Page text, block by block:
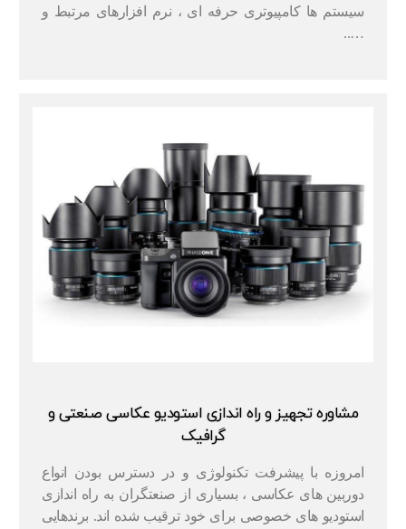
سیستم ها کامپیوتری حرفه ای ، نرم افزارهای مرتبط و
…..
مشاوره تجهیز و راه‌ اندازی استودیو عکاسی صنعتی و
گرافیک
امروزه با پیشرفت تکنولوژی و در دسترس بودن انواع
دوربین های عکاسی ، بسیاری از صنعتگران به راه اندازی
استودیو های خصوصی برای خود ترقیب شده اند. برندهایی